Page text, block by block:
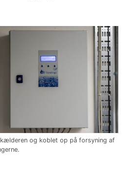
og koblet op på forsyning af